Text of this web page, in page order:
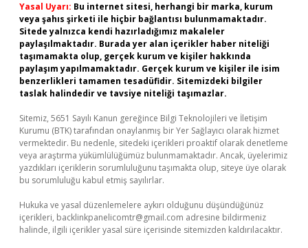
Yasal Uyarı: Bu internet sitesi, herhangi bir marka, kurum
veya şahıs şirketi ile hiçbir bağlantısı bulunmamaktadır.
Sitede yalnızca kendi hazırladığımız makaleler
paylaşılmaktadır. Burada yer alan içerikler haber niteliği
taşımamakta olup, gerçek kurum ve kişiler hakkında
paylaşım yapılmamaktadır. Gerçek kurum ve kişiler ile isim
benzerlikleri tamamen tesadüfidir. Sitemizdeki bilgiler
taslak halindedir ve tavsiye niteliği taşımazlar.
Sitemiz, 5651 Sayılı Kanun gereğince Bilgi Teknolojileri ve İletişim
Kurumu (BTK) tarafından onaylanmış bir Yer Sağlayıcı olarak hizmet
vermektedir. Bu nedenle, sitedeki içerikleri proaktif olarak denetleme
veya araştırma yükümlülüğümüz bulunmamaktadır. Ancak, üyelerimiz
yazdıkları içeriklerin sorumluluğunu taşımakta olup, siteye üye olarak
bu sorumluluğu kabul etmiş sayılırlar.
Hukuka ve yasal düzenlemelere aykırı olduğunu düşündüğünüz
içerikleri, backlinkpanelicomtr@gmail.com adresine bildirmeniz
halinde, ilgili içerikler yasal süre içerisinde sitemizden kaldırılacaktır.